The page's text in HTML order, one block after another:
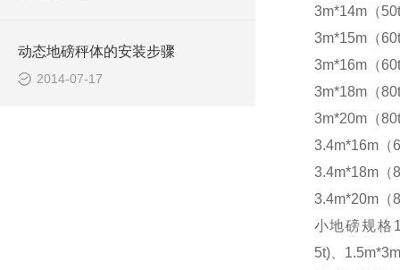
动态地磅秤体的安装步骤
2014-07-17
3m*14m（
3m*15m（
3m*16m（
3m*18m（
3m*20m（
3.4m*16m（
3.4m*18m（
3.4m*20m（
小地磅规格
5t)、